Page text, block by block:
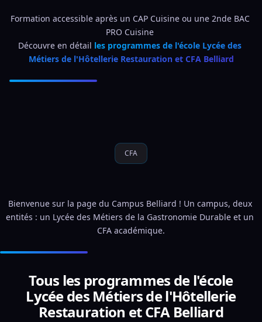
Formation accessible après un CAP Cuisine ou une 2nde BAC
PRO Cuisine
Découvre en détail les programmes de l'école Lycée des
Métiers de l'Hôtellerie Restauration et CFA Belliard
CFA
Bienvenue sur la page du Campus Belliard ! Un campus, deux
entités : un Lycée des Métiers de la Gastronomie Durable et un
CFA académique.
Tous les programmes de l'école
Lycée des Métiers de l'Hôtellerie
Restauration et CFA Belliard